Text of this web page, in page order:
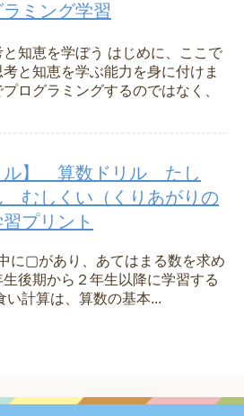
ミング学習
知恵を学ぼう はじめに、ここで
と知恵を学ぶ能力を身に付けま
ログラミングするのではなく、
ル】 算数ドリル たし
しくい（くりあがりの
プリント
に▢があり、あてはまる数を求め
後期から２年生以降に学習する
い計算は、算数の基本...